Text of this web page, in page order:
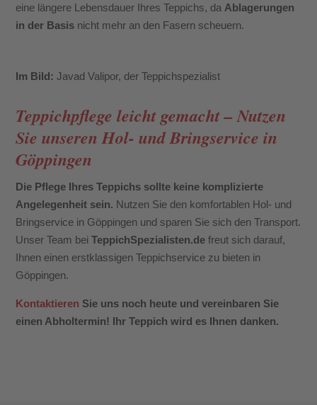
eine längere Lebensdauer Ihres Teppichs, da Ablagerungen
in der Basis nicht mehr an den Fasern scheuern.
Im Bild: Javad Valipor, der Teppichspezialist
Teppichpflege leicht gemacht – Nutzen
Sie unseren Hol- und Bringservice in
Göppingen
Die Pflege Ihres Teppichs sollte keine komplizierte
Angelegenheit sein. Nutzen Sie den komfortablen Hol- und
Bringservice in Göppingen und sparen Sie sich den Transport.
Unser Team beiTeppichSpezialisten.de freut sich darauf,
Ihnen einen erstklassigen Teppichservice zu bieten in
Göppingen.
Kontaktieren Sie uns noch heute und vereinbaren Sie
einen Abholtermin! Ihr Teppich wird es Ihnen danken.